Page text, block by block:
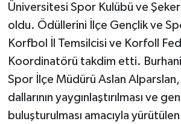
Üniversitesi Spor Kulübü ve
oldu. Ödüllerini İlçe Gençlik ve
Korfbol İl Temsilcisi ve Korfoll
Koordinatörü takdim etti.
Spor İlçe Müdürü Aslan
dallarının yaygınlaştırılması ve
buluşturulması amacıyla
SPOR HABERLERİ
TEKNOLOJİ
Turizm
ÜLKE GÜNDEMİ